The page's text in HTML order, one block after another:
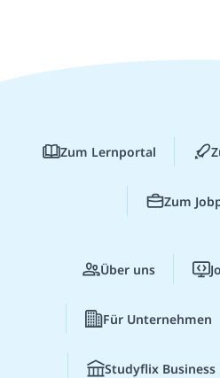
Zum Lernportal
Zum
Über uns
Für Unternehmen
Studyflix Business